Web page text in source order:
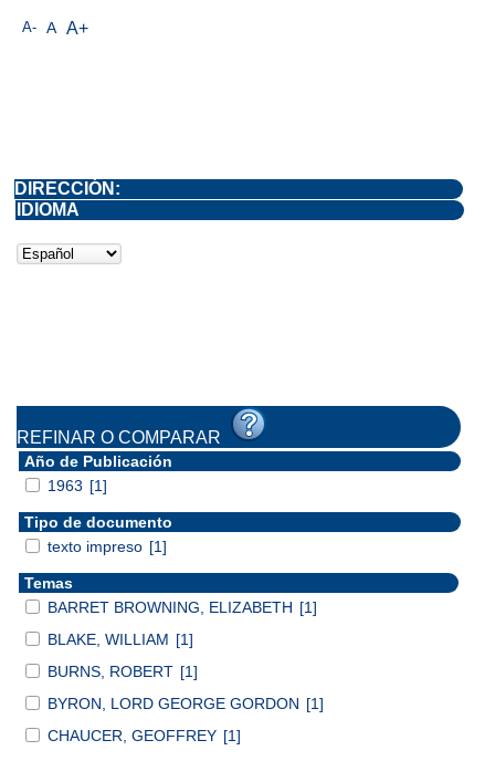
A- A A+
DIRECCIÓN:
IDIOMA
REFINAR O COMPARAR
Año de Publicación
1963 [1]
Tipo de documento
texto impreso [1]
Temas
BARRET BROWNING, ELIZABETH [1]
BLAKE, WILLIAM [1]
BURNS, ROBERT [1]
BYRON, LORD GEORGE GORDON [1]
CHAUCER, GEOFFREY [1]